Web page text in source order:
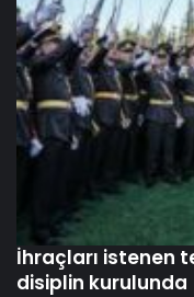
İhraçları istenen
disiplin kurulunda